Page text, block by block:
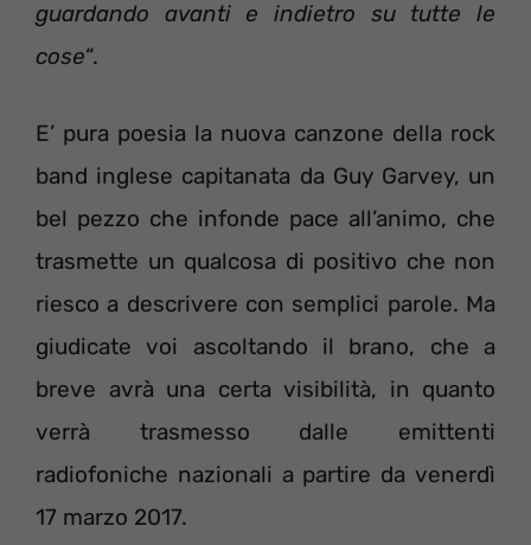
guardando avanti e indietro su tutte le
cose“.
E’ pura poesia la nuova canzone della rock
band inglese capitanata da Guy Garvey, un
bel pezzo che infonde pace all’animo, che
trasmette un qualcosa di positivo che non
riesco a descrivere con semplici parole. Ma
giudicate voi ascoltando il brano, che a
breve avrà una certa visibilità, in quanto
verrà trasmesso dalle emittenti
radiofoniche nazionali a partire da venerdì
17 marzo 2017.